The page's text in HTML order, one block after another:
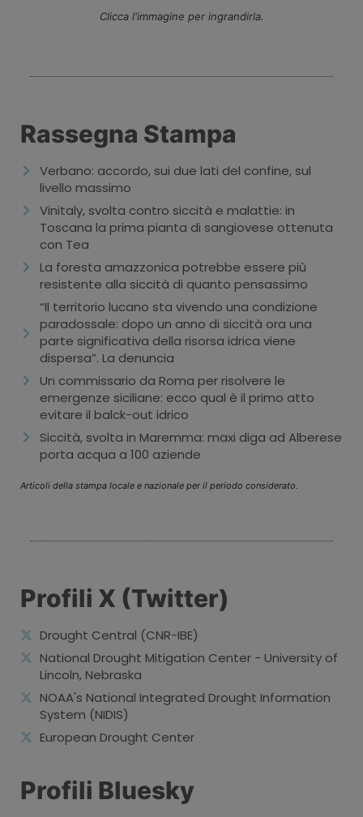
Clicca l'immagine per ingrandirla.
Rassegna Stampa
Verbano: accordo, sui due lati del confine, sul
livello massimo
Vinitaly, svolta contro siccità e malattie: in
Toscana la prima pianta di sangiovese ottenuta
con Tea
La foresta amazzonica potrebbe essere più
resistente alla siccità di quanto pensassimo
“Il territorio lucano sta vivendo una condizione
paradossale: dopo un anno di siccità ora una
parte significativa della risorsa idrica viene
dispersa”. La denuncia
Un commissario da Roma per risolvere le
emergenze siciliane: ecco qual è il primo atto
evitare il balck-out idrico
Siccità, svolta in Maremma: maxi diga ad Alberese
porta acqua a 100 aziende
Articoli della stampa locale e nazionale per il periodo considerato.
Profili X (Twitter)
Drought Central (CNR-IBE)
National Drought Mitigation Center - University of
Lincoln, Nebraska
NOAA's National Integrated Drought Information
System (NIDIS)
European Drought Center
Profili Bluesky